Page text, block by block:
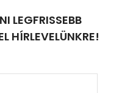
LEGFRISSEBB
HÍRLEVELÜNKRE!